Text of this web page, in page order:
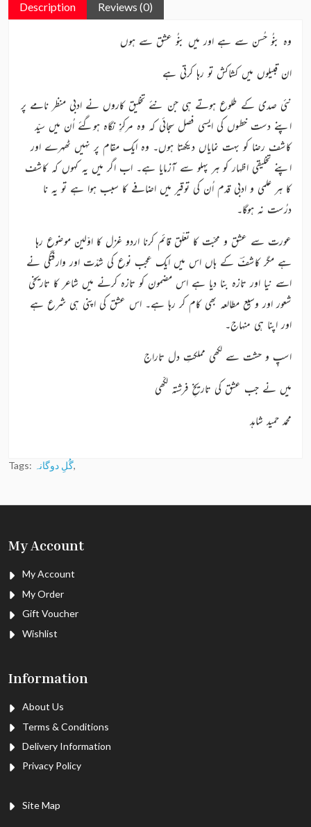
Description Reviews (0)
وہ بنُو حُسن سے ہے اور میں بنُو عشق سے ہوں
ان قبیلوں میں کشاکش تو رہا کرتی ہے
نئی صدی کے طلوع ہوتے ہی جن نئے تخلیق کاروں نے ادبی منظر نامے پر
اپنے دست خطوں کی ایسی فصل سجائی کہ وہ مرکزِ نگاہ ہوگئے اُن میں سیّد
کاشف رضا کو بہت نمایاں دیکھتا ہوں۔ وہ ایک مقام پر نہیں ٹھہرے اور
اپنے تخلیقی اظہار کو ہر پہلو سے آزمایا ہے۔ اب اگر میں یہ کہوں کہ کاشف
کا ہر علمی و ادبی قدم اُن کی توقیر میں اضافے کا سبب ہوا ہے تو یہ نا
درُست نہ ہوگا۔
عورت سے عشق و محبّت کا تعلّق قائم کرنا اردو غزل کا اوّلین موضوع رہا
ہے مگر کاشفؔ کے ہاں اس میں ایک عجب نوع کی شدّت اور وارفتگی نے
اسے نیا اور تازہ بنا دیا ہے اس مضمون کو تازہ کرنے میں شاعر کا تاریخی
شعور اور وسیع مطالعہ بھی کام کر رہا ہے۔ اس عشق کی اپنی ہی شرع ہے
اور اپنا ہی منہاج۔
اسپِ و حشت سے لکھی مملکتِ دل تاراج
میں نے جب عشق کی تاریخِ فرشتہ لکّھی
محمد حمید شاہد
Tags: گُلِ دوگانہ,
My Account
My Account
My Order
Gift Voucher
Wishlist
Information
About Us
Terms & Conditions
Delivery Information
Privacy Policy
Site Map